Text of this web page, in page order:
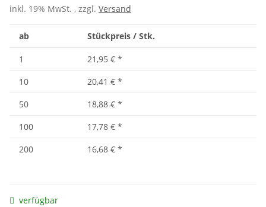
inkl. 19% MwSt. , zzgl. Versand
ab Stückpreis / Stk.
1 21,95 € *
10
20,41 € *
50
18,88 € *
100
17,78 € *
200
16,68 € *
verfügbar